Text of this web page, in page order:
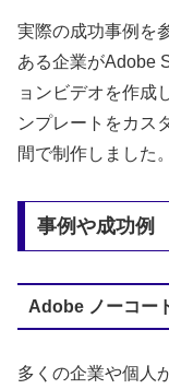
実際の成功事例を
ある企業がAdobe
ョンビデオを作成
ンプレートをカス
間で制作しました。
事例や成功例
Adobe ノーコー
多くの企業や個人